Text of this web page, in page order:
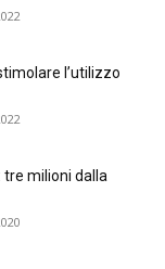
l’utilizzo
milioni dalla